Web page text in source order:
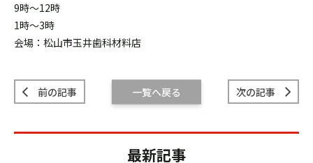
9時〜12時
1時〜3時
会場：松山市玉井歯科材料店
前の記事 次の記事
一覧へ戻る
最新記事